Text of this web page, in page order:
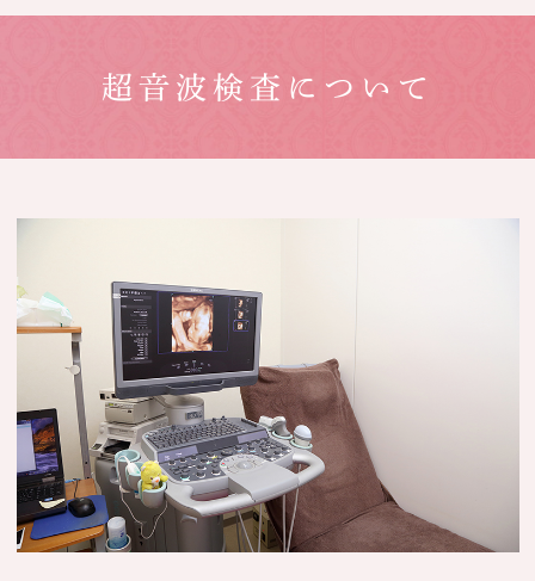
超音波検査について